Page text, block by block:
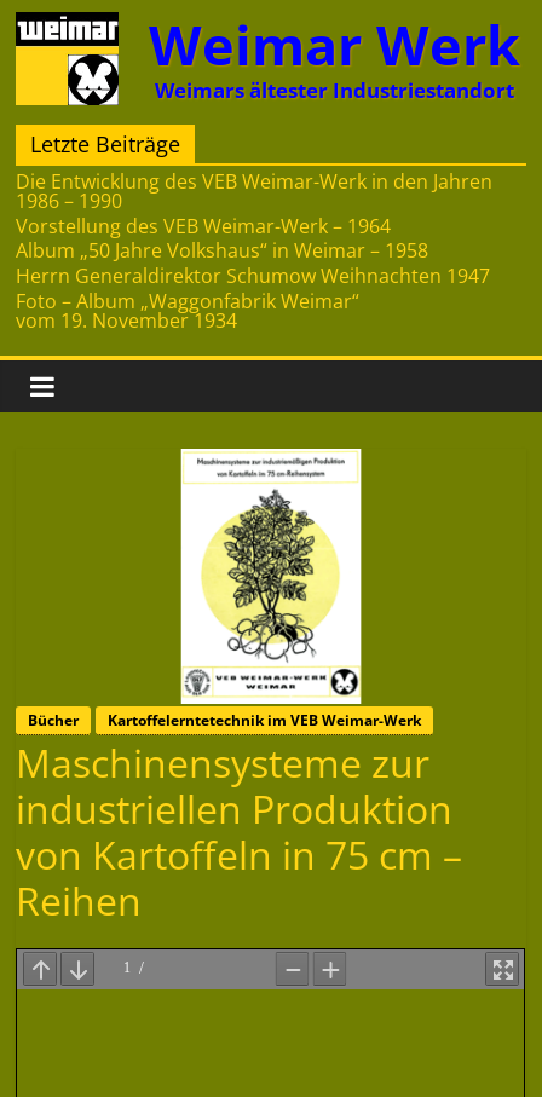
Zum
Inhalt
springen
Weimar Werk
Weimars ältester Industriestandort
Letzte Beiträge
Die Entwicklung des VEB Weimar-Werk in den Jahren
1986 – 1990
Vorstellung des VEB Weimar-Werk – 1964
Album „50 Jahre Volkshaus“ in Weimar – 1958
Herrn Generaldirektor Schumow Weihnachten 1947
Foto – Album „Waggonfabrik Weimar“
vom 19. November 1934
Bücher Kartoffelerntetechnik im VEB Weimar-Werk
Maschinensysteme zur
industriellen Produktion
von Kartoffeln in 75 cm –
Reihen